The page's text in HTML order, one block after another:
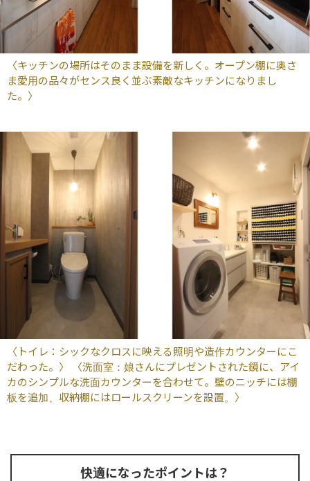
〈キッチンの場所はそのまま設備を新しく。オープン棚に奥さ
ま愛用の品々がセンス良く並ぶ素敵なキッチンになりまし
た。〉
〈トイレ：シックなクロスに映える照明や造作カウンターにこ
だわった。〉 〈洗面室：娘さんにプレゼントされた鏡に、アイ
カのシンプルな洗面カウンターを合わせて。壁のニッチには棚
板を追加、収納棚にはロールスクリーンを設置。〉
快適になったポイントは？